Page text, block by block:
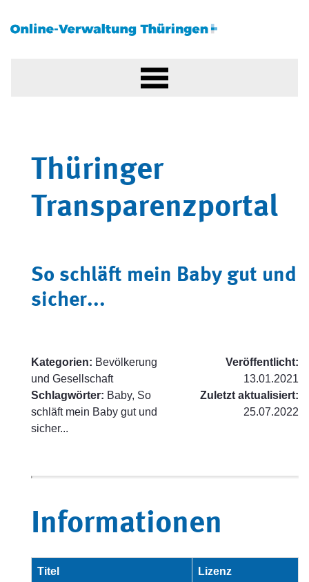
Thüringer
Transparenzportal
So schläft mein Baby gut und
sicher...
Kategorien: Bevölkerung
und Gesellschaft
Schlagwörter: Baby, So
schläft mein Baby gut und
sicher...
Veröffentlicht:
13.01.2021
Zuletzt aktualisiert:
25.07.2022
Informationen
Titel Lizenz